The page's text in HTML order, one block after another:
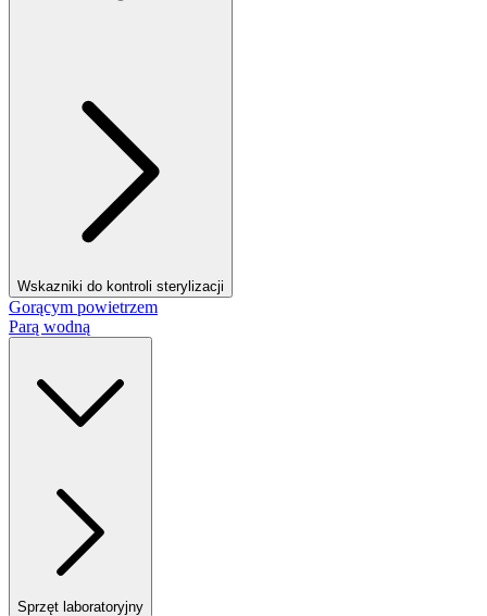
Wskazniki do kontroli sterylizacji
Gorącym powietrzem
Parą wodną
Sprzęt laboratoryjny